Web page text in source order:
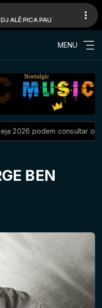
ALÊ PICA PAU GOOD
MENU
consultar o cartão de
BEN